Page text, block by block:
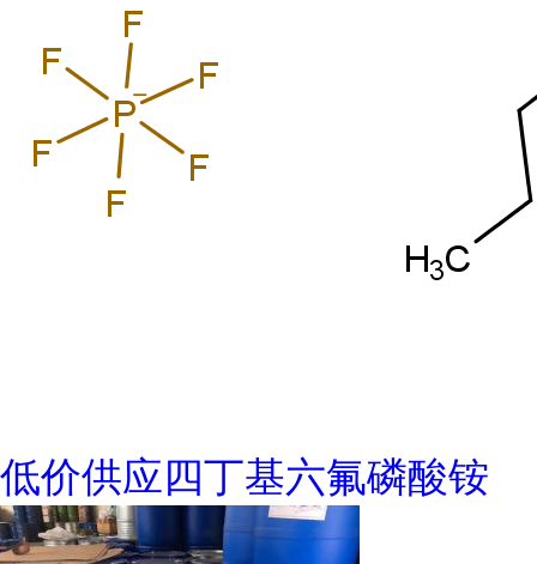
低价供应四丁基六氟磷酸铵